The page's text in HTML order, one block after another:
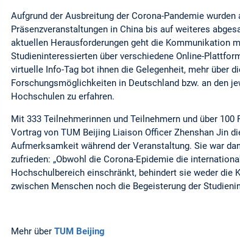
Aufgrund der Ausbreitung der Corona-Pandemie wurden
Präsenzveranstaltungen in China bis auf weiteres
aktuellen Herausforderungen geht die Kommunikation
Studieninteressierten über verschiedene Online-
virtuelle Info-Tag bot ihnen die Gelegenheit, mehr über
Forschungsmöglichkeiten in Deutschland bzw. an den
Hochschulen zu erfahren.
Mit 333 Teilnehmerinnen und Teilnehmern und über 100
Vortrag von TUM Beijing Liaison Officer Zhenshan Jin
Aufmerksamkeit während der Veranstaltung. Sie war
zufrieden: „Obwohl die Corona-Epidemie die
Hochschulbereich einschränkt, behindert sie weder die
zwischen Menschen noch die Begeisterung der
Mehr über TUM Beijing